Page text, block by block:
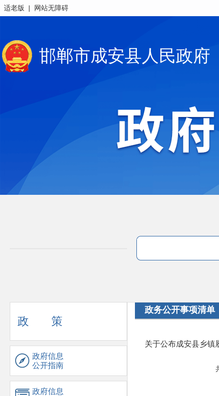
适老版 | 网站无障碍
邯郸市成安县人民政府
政 策
政府信息
公开指南
政府信息
政务公开事项清单
关于公布成安县乡镇